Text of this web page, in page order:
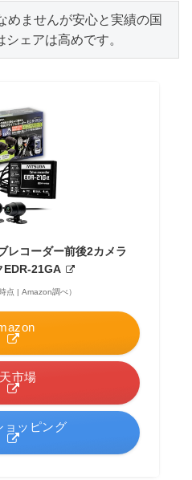
めませんが安心と実績の国
ェアは高めです。
レコーダー前後2カメラ
EDR-21GA
点 | Amazon調べ）
市場
ョッピング